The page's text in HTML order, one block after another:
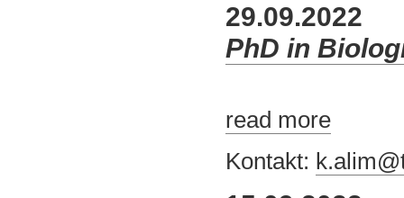
29.09.2022
PhD in
read more
Kontakt: